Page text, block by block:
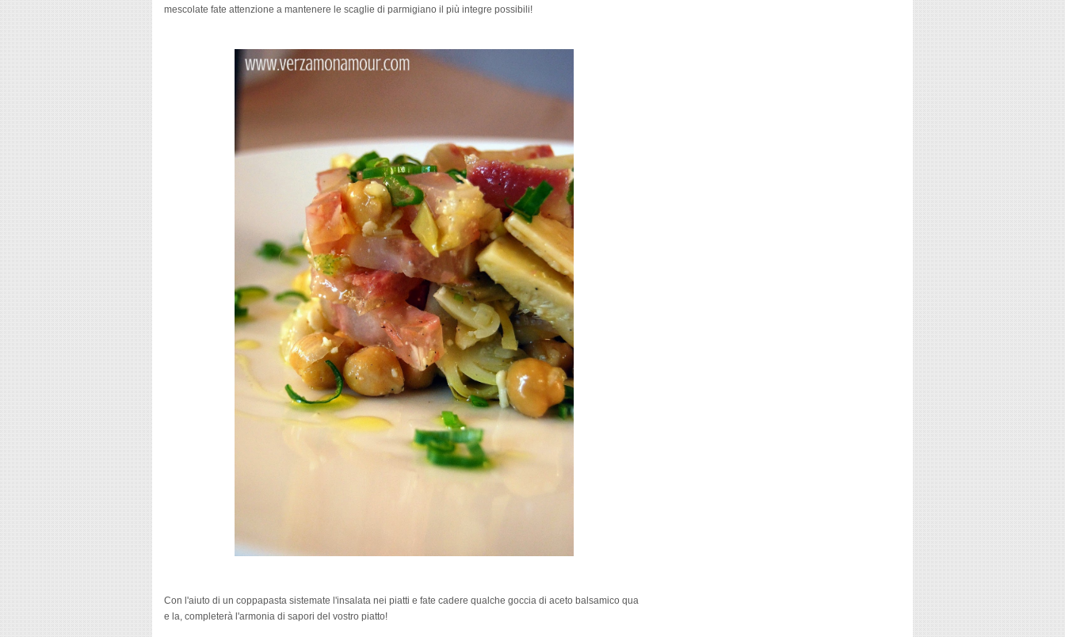
mescolate fate attenzione a mantenere le scaglie di parmigiano il più integre possibili!
Con l'aiuto di un coppapasta sistemate l'insalata nei piatti e fate cadere qualche goccia di aceto balsamico qua
e la, completerà l'armonia di sapori del vostro piatto!